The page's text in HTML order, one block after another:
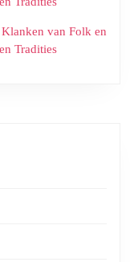
van Folk en
Tradities